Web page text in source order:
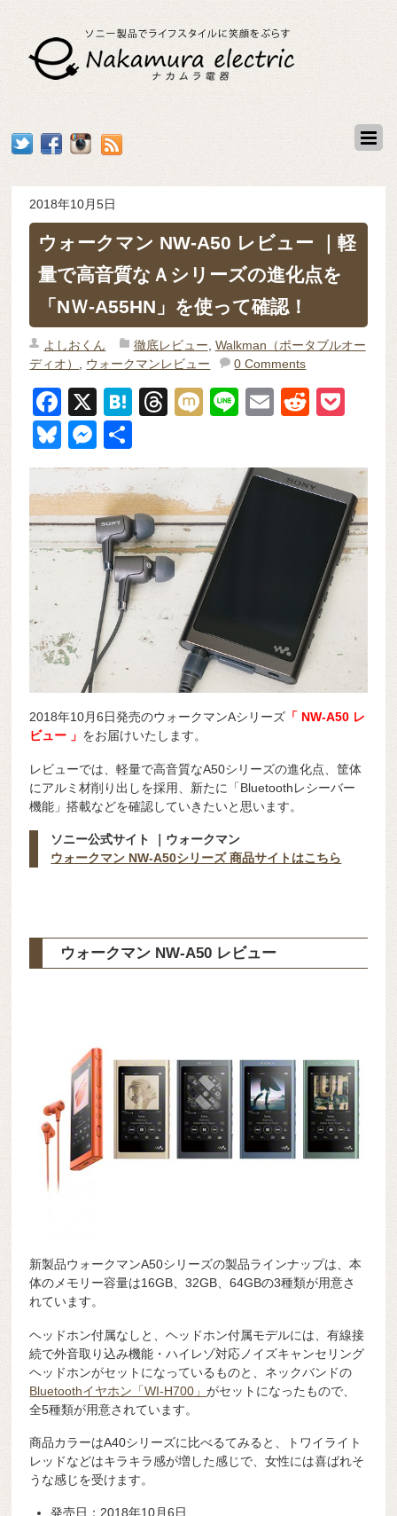
2018年10月5日
ウォークマン NW-A50 レビュー ｜軽
量で高音質なＡシリーズの進化点を
「NＷ-A55HN」を使って確認！
よしおくん 徹底レビュー Walkman（ポータブルオー
ディオ）
ウォークマンレビュー 0 Comments
F
a
c
e
b
o
X
H
n
a
T
a
d
s
M
Li
E
R
di et
Bl
u
e
sk
y
M
e
ss
e
n
g
er
有
2018年10月6日発売のウォークマンAシリーズ 「 NW-A50 レ
ビュー 」 をお届けいたします。
レビューでは、軽量で高音質なA50シリーズの進化点、筐体
にアルミ材削り出しを採用、新たに「Bluetoothレシーバー
機能」搭載などを確認していきたいと思います。
ソニー公式サイト ｜ウォークマン
ウォークマン NW-A50シリーズ 商品サイトはこちら
ウォークマン NW-A50 レビュー
新製品ウォークマンA50シリーズの製品ラインナップは、本
体のメモリー容量は16GB、32GB、64GBの3種類が用意さ
れています。
ヘッドホン付属なしと、ヘッドホン付属モデルには、有線接
続で外音取り込み機能・ハイレゾ対応ノイズキャンセリング
ヘッドホンがセットになっているものと、ネックバンドの
Bluetoothイヤホン「WI-H700」がセットになったもので、
全5種類が用意されています。
商品カラーはA40シリーズに比べるてみると、トワイライト
レッドなどはキラキラ感が増した感じで、女性には喜ばれそ
うな感じを受けます。
発売日：2018年10月6日